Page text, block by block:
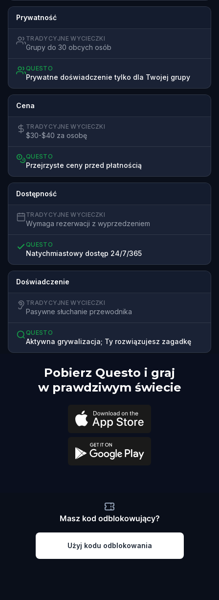
Prywatność
TRADYCYJNE WYCIECZKI
Grupy do 30 obcych osób
QUESTO
Prywatne doświadczenie tylko dla Twojej grupy
Cena
TRADYCYJNE WYCIECZKI
$30-$40 za osobę
QUESTO
Przejrzyste ceny przed płatnością
Dostępność
TRADYCYJNE WYCIECZKI
Wymaga rezerwacji z wyprzedzeniem
QUESTO
Natychmiastowy dostęp 24/7/365
Doświadczenie
TRADYCYJNE WYCIECZKI
Pasywne słuchanie przewodnika
QUESTO
Aktywna grywalizacja; Ty rozwiązujesz zagadkę
Pobierz Questo i graj
w prawdziwym świecie
Masz kod odblokowujący?
Użyj kodu odblokowania